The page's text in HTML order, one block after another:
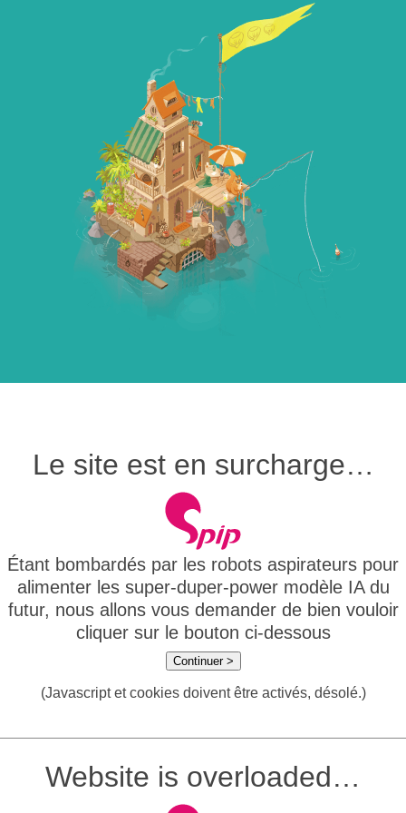
Le site est en surcharge…
Étant bombardés par les robots aspirateurs pour
alimenter les super-duper-power modèle IA du
futur, nous allons vous demander de bien vouloir
cliquer sur le bouton ci-dessous
Continuer >
(Javascript et cookies doivent être activés, désolé.)
Website is overloaded…